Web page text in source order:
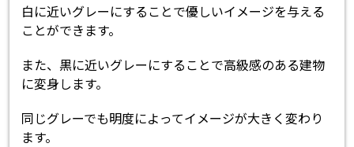
白に近いグレーにすることで優しいイメージを与える
ことができます。
また、黒に近いグレーにすることで高級感のある建物
に変身します。
同じグレーでも明度によってイメージが大きく変わり
ます。